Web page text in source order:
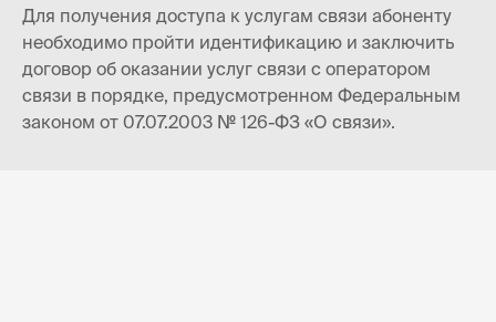
Для получения доступа к услугам связи абоненту
необходимо пройти идентификацию и заключить
договор об оказании услуг связи с оператором
связи в порядке, предусмотренном Федеральным
законом от 07.07.2003 № 126-ФЗ «О связи».